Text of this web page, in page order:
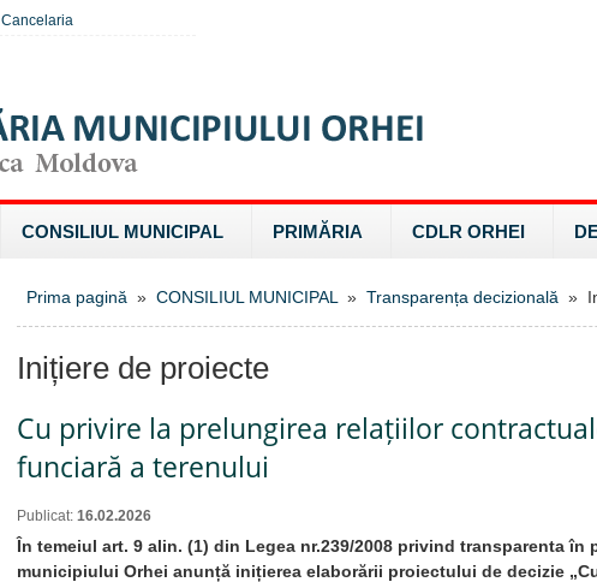
Cancelaria
CONSILIUL MUNICIPAL PRIMĂRIA CDLR ORHEI
Prima pagină » CONSILIUL MUNICIPAL » Transparența decizională »
Inițiere de proiecte
Cu privire la prelungirea relațiilor
funciară a terenului
Publicat: 16.02.2026
În temeiul art. 9 alin. (1) din Legea nr.239/2008 privind transparenta în
municipiului Orhei anunță inițierea elaborării proiectului de decizie